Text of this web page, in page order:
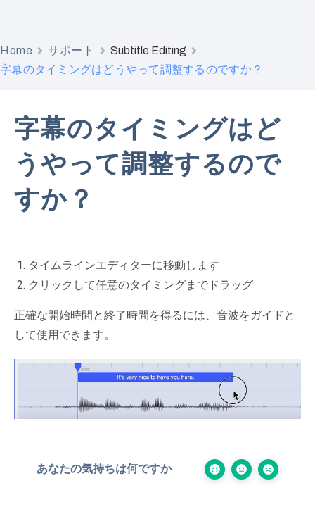
Home サポート Subtitle Editing
字幕のタイミングはどうやって調整するのですか？
字幕のタイミングはど
うやって調整するので
すか？
タイムラインエディターに移動します
クリックして任意のタイミングまでドラッグ
正確な開始時間と終了時間を得るには、音波をガイドと
して使用できます。
あなたの気持ちは何ですか